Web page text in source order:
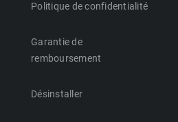
Politique de confidentialité
Garantie de
remboursement
Désinstaller